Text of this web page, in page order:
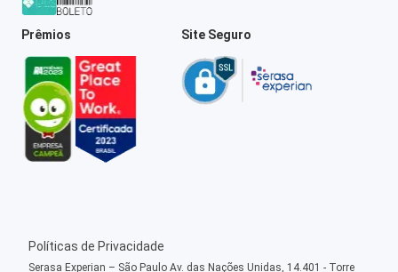
Prêmios Site Seguro
Políticas de Privacidade
Serasa Experian – São Paulo Av. das Nações Unidas, 14.401 - Torre